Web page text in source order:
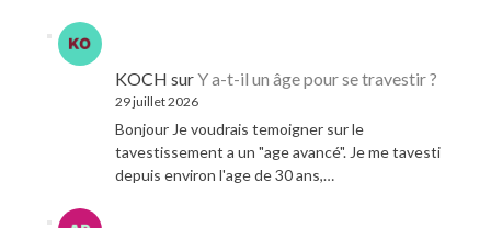
KOCH surY a-t-il un âge pour se travestir ?
29 juillet 2026
Bonjour Je voudrais temoigner sur le
tavestissement a un "age avancé". Je me tavesti
depuis environ l'age de 30 ans,…